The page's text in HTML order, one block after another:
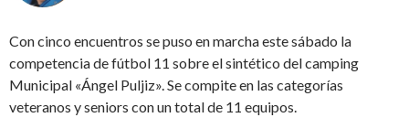
Con cinco encuentros se puso en marcha este sábado la
competencia de fútbol 11 sobre el sintético del camping
Municipal «Ángel Puljiz». Se compite en las categorías
veteranos y seniors con un total de 11 equipos.